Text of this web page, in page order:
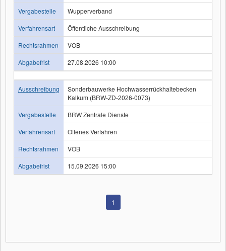
Vergabestelle
Wupperverband
Verfahrensart
Öffentliche Ausschreibung
Rechtsrahmen
VOB
Abgabefrist
27.08.2026 10:00
Ausschreibung
Sonderbauwerke Hochwasserrückhaltebecken
Kalkum (BRW-ZD-2026-0073)
Vergabestelle
BRW Zentrale Dienste
Verfahrensart
Offenes Verfahren
Rechtsrahmen
VOB
Abgabefrist
15.09.2026 15:00
1